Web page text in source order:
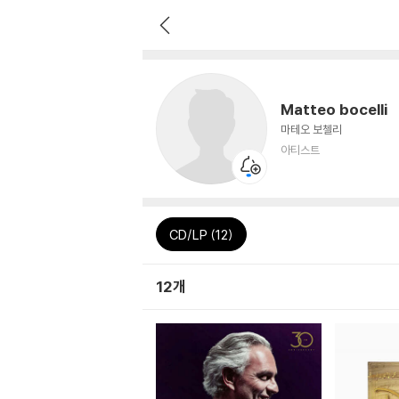
Matteo bocelli
마테오 보첼리
아티스트
CD/LP (12)
12개